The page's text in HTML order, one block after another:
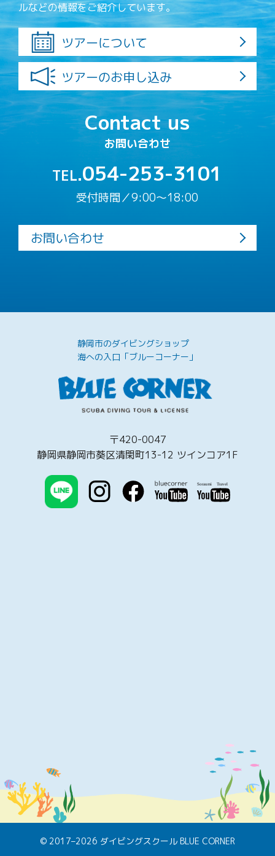
ルなどの情報をご紹介しています。
ツアーについて
ツアーのお申し込み
Contact us
お問い合わせ
TEL.054-253-3101
受付時間／9:00〜18:00
お問い合わせ
静岡市のダイビングショップ
海への入口「ブルーコーナー」
〒420-0047
静岡県静岡市葵区清閑町13-12 ツインコア1F
© 2017–2026 ダイビングスクール BLUE CORNER